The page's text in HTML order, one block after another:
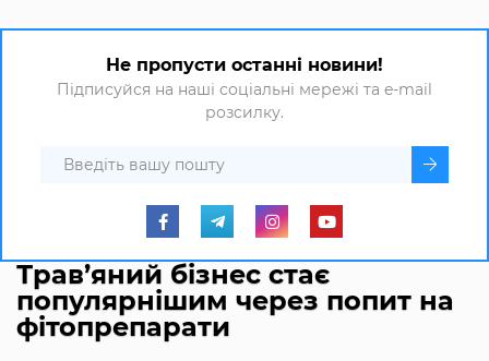
Не пропусти останні новини!
Підписуйся на наші соціальні мережі та e-mail
розсилку.
Трав’яний бізнес стає
популярнішим через попит на
фітопрепарати